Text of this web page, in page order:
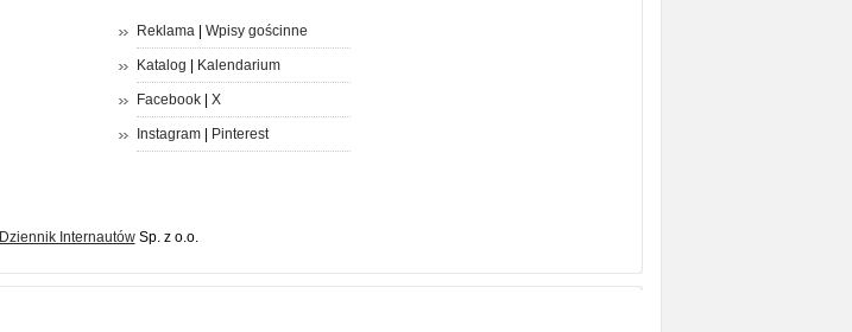
Reklama| Wpisy gościnne
Katalog Kalendarium
Facebook| X
Instagram| Pinterest
Dziennik InternautówSp. z o.o.